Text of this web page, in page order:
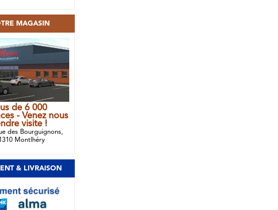
MAGASIN
de 6 000
- Venez nous
visite !
des Bourguignons,
Montlhéry
& LIVRAISON